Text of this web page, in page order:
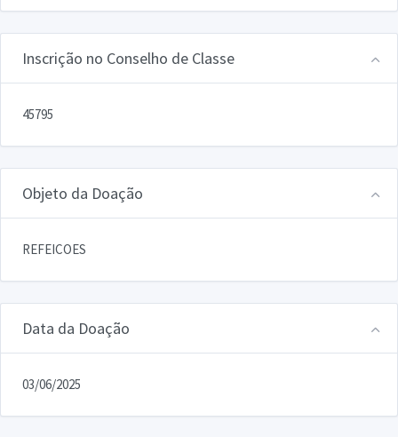
Inscrição no Conselho de Classe
45795
Objeto da Doação
REFEICOES
Data da Doação
03/06/2025